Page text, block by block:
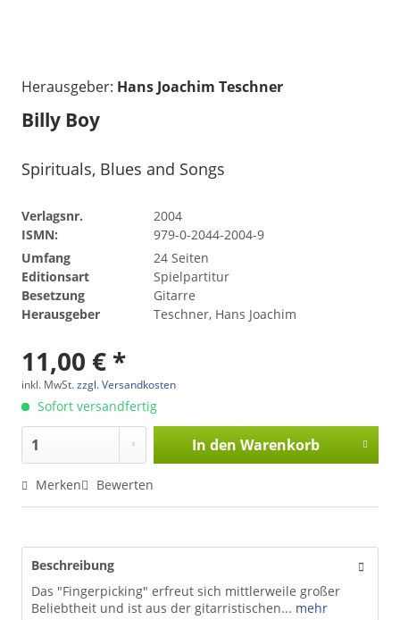
Herausgeber: Hans Joachim Teschner
Billy Boy
Spirituals, Blues and Songs
Verlagsnr.
2004
ISMN:
979-0-2044-2004-9
Umfang
24 Seiten
Editionsart
Spielpartitur
Besetzung
Gitarre
Herausgeber
Teschner, Hans Joachim
11,00 € *
inkl. MwSt.zzgl. Versandkosten
Sofort versandfertig
In den Warenkorb
Merken Bewerten
Beschreibung
Das "Fingerpicking" erfreut sich mittlerweile großer
Beliebtheit und ist aus der gitarristischen... mehr